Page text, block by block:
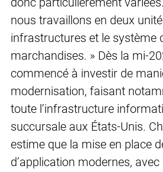
nous travaillons en deux
infrastructures et le système
marchandises. » Dès la mi-
commencé à investir de
modernisation, faisant
toute l’infrastructure
succursale aux États-Unis.
estime que la mise en place
d’application modernes,